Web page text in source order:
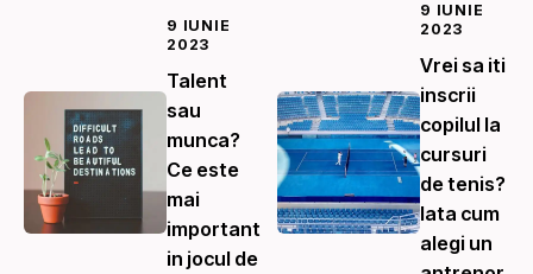
Talent
sau
munca?
Ce este
mai
important
in jocul de
9 IUNIE
2023
Vrei sa iti
inscrii
copilul la
cursuri
de tenis?
Iata cum
alegi un
9 IUNIE
2023